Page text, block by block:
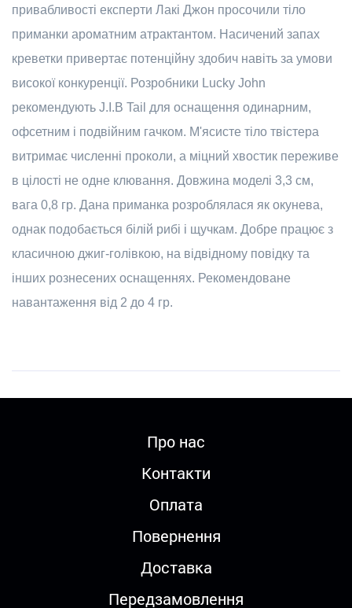
привабливості експерти Лакі Джон просочили тіло
приманки ароматним атрактантом. Насичений запах
креветки привертає потенційну здобич навіть за умови
високої конкуренції. Розробники Lucky John
рекомендують J.I.B Tail для оснащення одинарним,
офсетним і подвійним гачком. М'ясисте тіло твістера
витримає численні проколи, а міцний хвостик переживе
в цілості не одне клювання. Довжина моделі 3,3 см,
вага 0,8 гр. Дана приманка розроблялася як окунева,
однак подобається білій рибі і щучкам. Добре працює з
класичною джиг-голівкою, на відвідному повідку та
інших рознесених оснащеннях. Рекомендоване
навантаження від 2 до 4 гр.
Про нас
Контакти
Оплата
Повернення
Доставка
Передзамовлення